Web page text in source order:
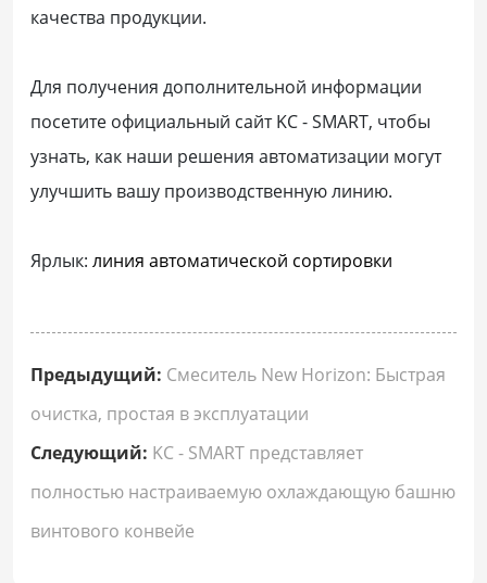
качества продукции.
Для получения дополнительной информации
посетите официальный сайт KC - SMART, чтобы
узнать, как наши решения автоматизации могут
улучшить вашу производственную линию.
Ярлык: линия автоматической сортировки
Предыдущий: Смеситель New Horizon: Быстрая
очистка, простая в эксплуатации
Следующий: KC - SMART представляет
полностью настраиваемую охлаждающую башню
винтового конвейе